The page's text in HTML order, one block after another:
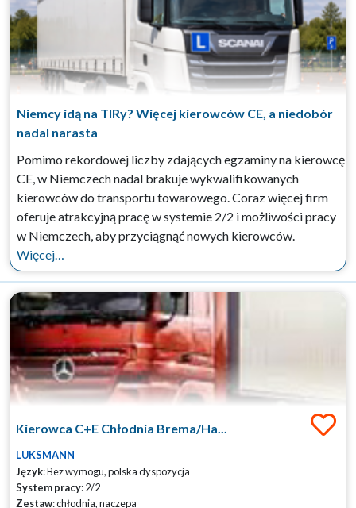
Niemcy idą na TIRy? Więcej kierowców CE, a niedobór
nadal narasta
Pomimo rekordowej liczby zdających egzaminy na kierowcę
CE, w Niemczech nadal brakuje wykwalifikowanych
kierowców do transportu towarowego. Coraz więcej firm
oferuje atrakcyjną pracę w systemie 2/2 i możliwości pracy
w Niemczech, aby przyciągnąć nowych kierowców.
Więcej…
Kierowca C+E Chłodnia Brema/Ha...
LUKSMANN
Język: Bez wymogu, polska dyspozycja
System pracy: 2/2
Zestaw: chłodnia, naczepa